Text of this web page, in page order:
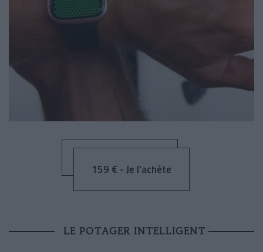
159 € - Je l’achète
LE POTAGER INTELLIGENT